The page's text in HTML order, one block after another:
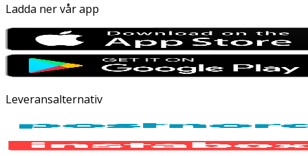
Ladda ner vår app
Leveransalternativ